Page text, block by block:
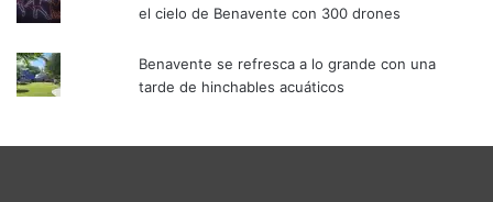
el cielo de Benavente con 300 drones
Benavente se refresca a lo grande con una
tarde de hinchables acuáticos